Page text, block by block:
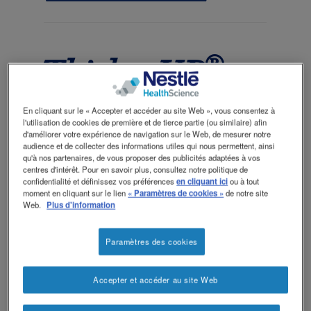
v2
ThickenUP®
clear
ThickenUP® clear est une poudre
instantanée innovante à base de gomme
xanthane, au goût neutre, pour épaissir les
liquides et les mets en purée, lors de
troubles de la déglutition (dysphagie).
Disponible en pharmacie et droguerie.
Les épaississants destinés au
traitement de la dysphagie sont
En cliquant sur le « Accepter et accéder au site Web », vous consentez à
l'utilisation de cookies de première et de tierce partie (ou similaire) afin
d'améliorer votre expérience de navigation sur le Web, de mesurer notre
audience et de collecter des informations utiles qui nous permettent, ainsi
qu'à nos partenaires, de vous proposer des publicités adaptées à vos
centres d'intérêt. Pour en savoir plus, consultez notre politique de
confidentialité et définissez vos préférencesen cliquant iciou à tout
moment en cliquant sur le lien « Paramètres de cookies »de notre site
Web. Plus d'information
Paramètres des cookies
Accepter et accéder au site Web